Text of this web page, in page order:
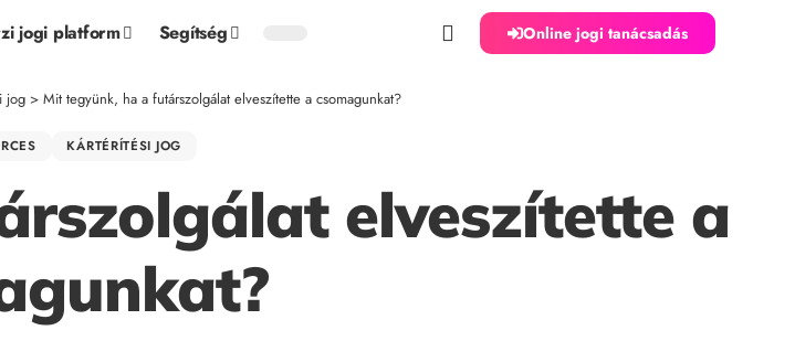
jogi platform Segítség Online jogi tanácsadás
jog > Mit tegyünk, ha a futárszolgálat elveszítette a csomagunkat?
KÁRTÉRÍTÉSI JOG
elveszítette a